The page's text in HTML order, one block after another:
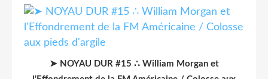
➤ NOYAU DUR #15 ∴ William Morgan et